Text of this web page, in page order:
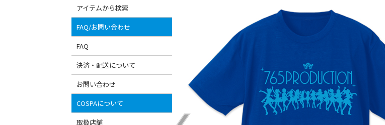
アイテムから検索
FAQ/お問い合わせ
FAQ
決済・配送について
お問い合わせ
COSPAについて
取扱店舗